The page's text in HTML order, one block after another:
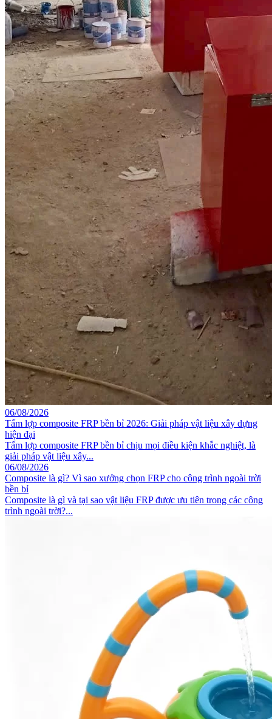
06/08/2026
Tấm lợp composite FRP bền bỉ 2026: Giải pháp vật liệu xây dựng
hiện đại
Tấm lợp composite FRP bền bỉ chịu mọi điều kiện khắc nghiệt, là
giải pháp vật liệu xây...
06/08/2026
Composite là gì? Vì sao xưởng chọn FRP cho công trình ngoài trời
bền bỉ
Composite là gì và tại sao vật liệu FRP được ưu tiên trong các công
trình ngoài trời?...